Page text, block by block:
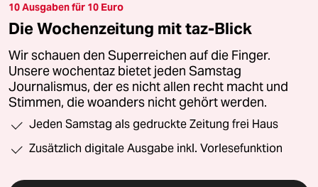
10 Ausgaben für 10 Euro
Die Wochenzeitung mit taz-Blick
Wir schauen den Superreichen auf die Finger.
Unsere wochentaz bietet jeden Samstag
Journalismus, der es nicht allen recht macht und
Stimmen, die woanders nicht gehört werden.
Jeden Samstag als gedruckte Zeitung frei Haus
Zusätzlich digitale Ausgabe inkl. Vorlesefunktion